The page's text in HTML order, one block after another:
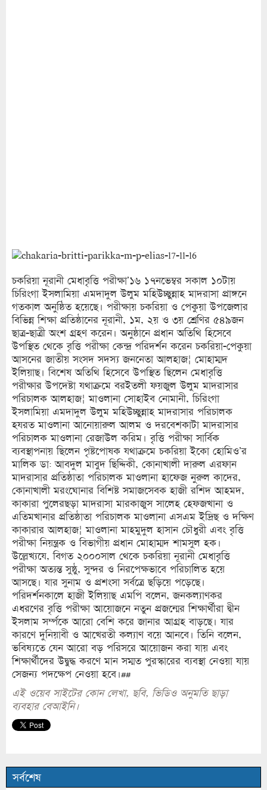
চকরিয়া নূরানী মেধাবৃত্তি পরীক্ষা’১৬ ১৭নভেম্বর সকাল ১০টায়
চিরিংগা ইসলামিয়া এমদাদুল উলুম মহিউচ্ছুন্নাহ মাদরাসা প্রাঙ্গনে
গতকাল অনুষ্ঠিত হয়েছে। পরীক্ষায় চকরিয়া ও পেকুয়া উপজেলার
বিভিন্ন শিক্ষা প্রতিষ্ঠানের নূরানী, ১ম, ২য় ও ৩য় শ্রেণির ৫৪৯জন
ছাত্র-ছাত্রী অংশ গ্রহণ করেন। অনুষ্ঠানে প্রধান অতিথি হিসেবে
উপস্থিত থেকে বৃত্তি পরীক্ষা কেন্দ্র পরিদর্শন করেন চকরিয়া-পেকুয়া
আসনের জাতীয় সংসদ সদস্য জননেতা আলহাজ¦ মোহাম্মদ
ইলিয়াছ। বিশেষ অতিথি হিসেবে উপস্থিত ছিলেন মেধাবৃত্তি
পরীক্ষার উপদেষ্টা যথাক্রমে বরইতলী ফয়জুল উলুম মাদরাসার
পরিচালক আলহাজ¦ মাওলানা সোহাইব নোমানী, চিরিংগা
ইসলামিয়া এমদাদুল উলুম মহিউচ্ছুন্নাহ মাদরাসার পরিচালক
হযরত মাওলানা আনোয়ারুল আলম ও দরবেশকাটা মাদরাসার
পরিচালক মাওলানা রেজাউল করিম। বৃত্তি পরীক্ষা সার্বিক
ব্যবস্থাপনায় ছিলেন পৃষ্টপোষক যথাক্রমে চকরিয়া ইকো হোমিও’র
মালিক ডা: আবদুল মাবুদ ছিদ্দিকী, কোনাখালী দারুল এরফান
মাদরাসার প্রতিষ্ঠাতা পরিচালক মাওলানা হাফেজ নুরুল কাদের,
কোনাখালী মরংঘোনার বিশিষ্ট সমাজসেবক হাজী রশিদ আহমদ,
কাকারা পুলেরছড়া মাদরাসা মারকাজুস সালেহ হেফজখানা ও
এতিমখানার প্রতিষ্ঠাতা পরিচালক মাওলানা এসএম ইদ্রিছ ও দক্ষিণ
কাকারার আলহাজ¦ মাওলানা মাহমুদুল হাসান চৌধুরী এবং বৃত্তি
পরীক্ষা নিয়ন্ত্রক ও বিভাগীয় প্রধান মোহাম্মদ শামসুল হক।
উল্লেখ্যযে, বিগত ২০০০সাল থেকে চকরিয়া নূরানী মেধাবৃত্তি
পরীক্ষা অত্যন্ত সুষ্ঠু, সুন্দর ও নিরপেক্ষভাবে পরিচালিত হয়ে
আসছে। যার সুনাম ও প্রশংসা সর্বত্রে ছড়িয়ে পড়েছে।
পরিদর্শনকালে হাজী ইলিয়াছ এমপি বলেন, জনকল্যাণকর
এধরণের বৃত্তি পরীক্ষা আয়োজনে নতুন প্রজন্মের শিক্ষার্থীরা দ্বীন
ইসলাম সর্ম্পকে আরো বেশি করে জানার আগ্রহ বাড়ছে। যার
কারণে দুনিয়াবী ও আখেরতী কল্যাণ বয়ে আনবে। তিনি বলেন,
ভবিষ্যতে যেন আরো বড় পরিসরে আয়োজন করা যায় এবং
শিক্ষার্থীদের উদ্বুদ্ধ করণে মান সম্মত পুরস্কারের ব্যবস্থা নেওয়া যায়
সেজন্য পদক্ষেপ নেওয়া হবে।##
এই ওয়েব সাইটের কোন লেখা, ছবি, ভিডিও অনুমতি ছাড়া
ব্যবহার বেআইনি।
সর্বশেষ